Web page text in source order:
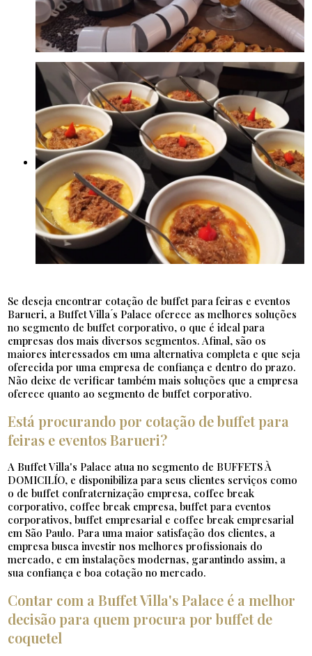
Se deseja encontrar cotação de buffet para feiras e eventos
Barueri, a Buffet Villa ́s Palace oferece as melhores soluções
no segmento de buffet corporativo, o que é ideal para
empresas dos mais diversos segmentos. Afinal, são os
maiores interessados em uma alternativa completa e que seja
oferecida por uma empresa de confiança e dentro do prazo.
Não deixe de verificar também mais soluções que a empresa
oferece quanto ao segmento de buffet corporativo.
Está procurando por cotação de buffet para
feiras e eventos Barueri?
A Buffet Villa's Palace atua no segmento de BUFFETS À
DOMICILÍO, e disponibiliza para seus clientes serviços como
o de buffet confraternização empresa, coffee break
corporativo, coffee break empresa, buffet para eventos
corporativos, buffet empresarial e coffee break empresarial
em São Paulo. Para uma maior satisfação dos clientes, a
empresa busca investir nos melhores profissionais do
mercado, e em instalações modernas, garantindo assim, a
sua confiança e boa cotação no mercado.
Contar com a Buffet Villa's Palace é a melhor
decisão para quem procura por buffet de
coquetel